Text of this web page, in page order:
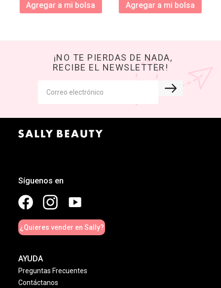
Agregar a mi bolsa Agregar a mi bolsa
¡NO TE PIERDAS DE NADA,
RECIBE EL NEWSLETTER!
Síguenos en
¿Quieres vender en Sally?
AYUDA
Preguntas Frecuentes
Contáctanos